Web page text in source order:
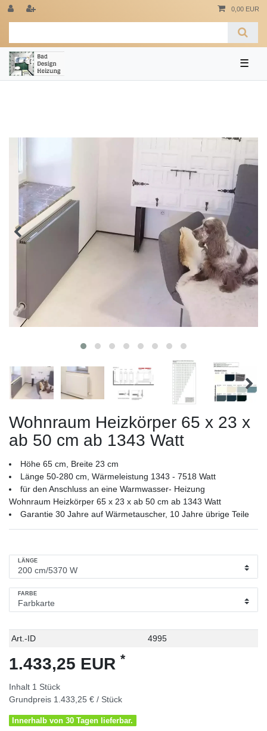
0,00 EUR
☰
Wohnraum Heizkörper 65 x 23 x
ab 50 cm ab 1343 Watt
Höhe 65 cm, Breite 23 cm
Länge 50-280 cm, Wärmeleistung 1343 - 7518 Watt
für den Anschluss an eine Warmwasser- Heizung
Wohnraum Heizkörper 65 x 23 x ab 50 cm ab 1343 Watt
Garantie 30 Jahre auf Wärmetauscher, 10 Jahre übrige Teile
LÄNGE
FARBE
Technisches
Wert
Art.-ID 4995
1.433,25 EUR *
Inhalt 1 Stück
Grundpreis 1.433,25 € / Stück
Innerhalb von 30 Tagen lieferbar.